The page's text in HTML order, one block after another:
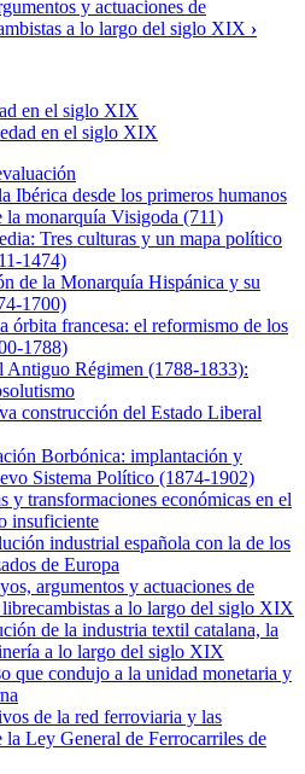
y actuaciones de
a lo largo del siglo XIX ›
en el siglo XIX
Ibérica desde los primeros humanos
la monarquía Visigoda (711)
Tres culturas y un mapa político
1474)
de la Monarquía Hispánica y su
1700)
órbita francesa: el reformismo de los
1788)
Antiguo Régimen (1788-1833):
construcción del Estado Liberal
Borbónica: implantación y
Sistema Político (1874-1902)
y transformaciones económicas en el
insuficiente
industrial española con la de los
de Europa
argumentos y actuaciones de
a lo largo del siglo XIX
de la industria textil catalana, la
a lo largo del siglo XIX
que condujo a la unidad monetaria y
de la red ferroviaria y las
la Ley General de Ferrocarriles de